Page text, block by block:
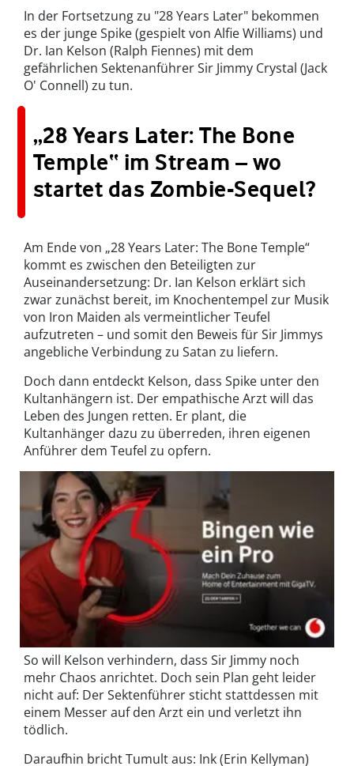
In der Fortsetzung zu "28 Years Later" bekommen
es der junge Spike (gespielt von Alfie Williams) und
Dr. Ian Kelson (Ralph Fiennes) mit dem
gefährlichen Sektenanführer Sir Jimmy Crystal (Jack
O' Connell) zu tun.
„28 Years Later: The Bone
Temple“ im Stream – wo
startet das Zombie-Sequel?
Am Ende von „28 Years Later: The Bone Temple“
kommt es zwischen den Beteiligten zur
Auseinandersetzung: Dr. Ian Kelson erklärt sich
zwar zunächst bereit, im Knochentempel zur Musik
von Iron Maiden als vermeintlicher Teufel
aufzutreten – und somit den Beweis für Sir Jimmys
angebliche Verbindung zu Satan zu liefern.
Doch dann entdeckt Kelson, dass Spike unter den
Kultanhängern ist. Der empathische Arzt will das
Leben des Jungen retten. Er plant, die
Kultanhänger dazu zu überreden, ihren eigenen
Anführer dem Teufel zu opfern.
So will Kelson verhindern, dass Sir Jimmy noch
mehr Chaos anrichtet. Doch sein Plan geht leider
nicht auf: Der Sektenführer sticht stattdessen mit
einem Messer auf den Arzt ein und verletzt ihn
tödlich.
Daraufhin bricht Tumult aus: Ink (Erin Kellyman)